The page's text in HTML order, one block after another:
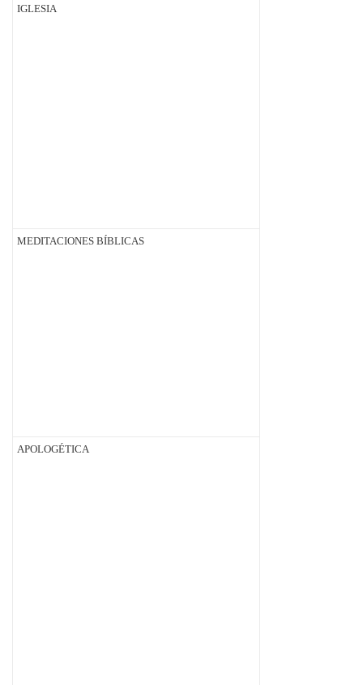
IGLESIA
MEDITACIONES BÍBLICAS
APOLOGÉTICA